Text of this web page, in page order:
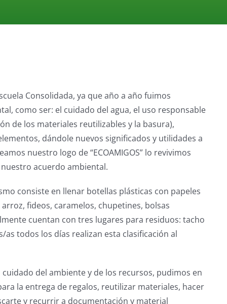
Consolidada, ya que año a año fuimos
como ser: el cuidado del agua, el uso responsable
de los materiales reutilizables y la basura),
dándole nuevos significados y utilidades a
nuestro logo de “ECOAMIGOS” lo revivimos
acuerdo ambiental.
consiste en llenar botellas plásticas con papeles
fideos, caramelos, chupetines, bolsas
cuentan con tres lugares para residuos: tacho
todos los días realizan esta clasificación al
del ambiente y de los recursos, pudimos en
la entrega de regalos, reutilizar materiales, hacer
y recurrir a documentación y material